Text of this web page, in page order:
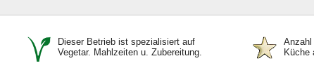
Dieser Betrieb ist spezialisiert auf
Vegetar. Mahlzeiten u. Zubereitung.
Anzahl
Küche